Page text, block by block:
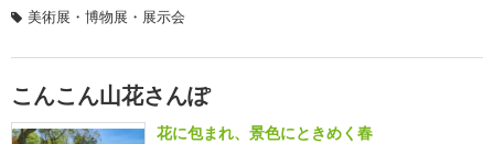
美術展・博物展・展示会
こんこん山花さんぽ
花に包まれ、景色にときめく春